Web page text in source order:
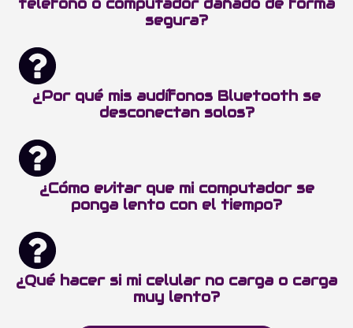
segura?
¿Por qué mis audífonos Bluetooth se
desconectan solos?
¿Cómo evitar que mi computador se
ponga lento con el tiempo?
¿Qué hacer si mi celular no carga o carga
muy lento?